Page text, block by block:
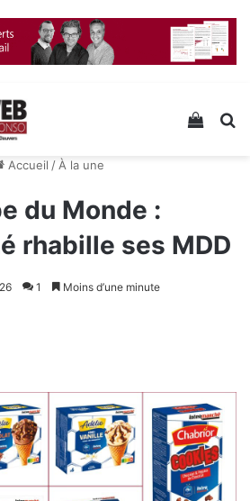
Voir
Accueil / À la une
du Monde :
rhabille ses MDD
1 Moins d’une minute